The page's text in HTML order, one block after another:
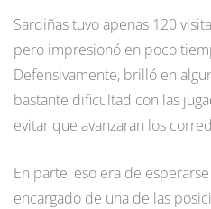
Sardiñas tuvo apenas 120
pero impresionó en poco
Defensivamente, brilló en
bastante dificultad con las
evitar que avanzaran los
En parte, eso era de
encargado de una de las